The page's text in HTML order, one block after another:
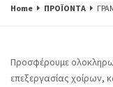
Home ΠΡΟΪΟΝΤΑ
Προσφέρουμε
επεξεργασίας χοίρων,